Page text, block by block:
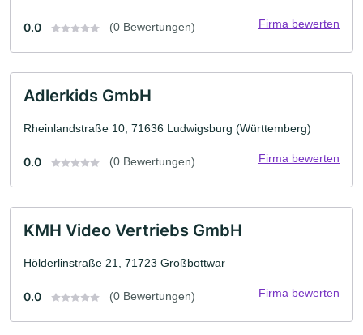
0.0 (0 Bewertungen) Firma bewerten
Adlerkids GmbH
Rheinlandstraße 10, 71636 Ludwigsburg (Württemberg)
0.0 (0 Bewertungen) Firma bewerten
KMH Video Vertriebs GmbH
Hölderlinstraße 21, 71723 Großbottwar
0.0 (0 Bewertungen) Firma bewerten